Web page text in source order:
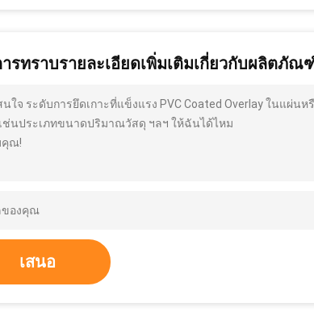
รทราบรายละเอียดเพิ่มเติมเกี่ยวกับผลิตภัณ
ใจ ระดับการยึดเกาะที่แข็งแรง PVC Coated Overlay ในแผ่น
ช่นประเภทขนาดปริมาณวัสดุ ฯลฯ ให้ฉันได้ไหม
คุณ!
เสนอ